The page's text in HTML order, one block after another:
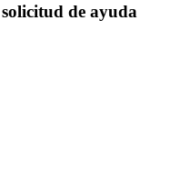
de ayuda